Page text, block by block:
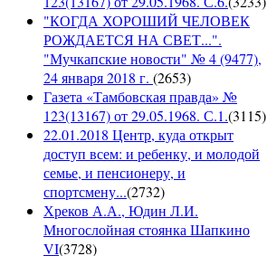
"КОГДА ХОРОШИЙ ЧЕЛОВЕК
РОЖДАЕТСЯ НА СВЕТ...".
"Мучкапские новости" № 4 (9477),
24 января 2018 г. (2653)
Газета «Тамбовская правда» №
123(13167) от 29.05.1968. С.1.(3115)
22.01.2018 Центр, куда открыт
доступ всем: и ребенку, и молодой
семье, и пенсионеру, и
спортсмену...(2732)
Хреков А.А., Юдин Л.И.
Многослойная стоянка Шапкино
VI(3728)